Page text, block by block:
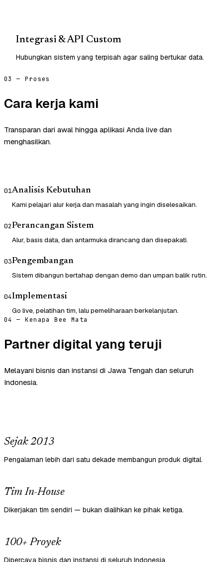
Integrasi & API Custom
Hubungkan sistem yang terpisah agar saling bertukar data.
03 — Proses
Cara kerja kami
Transparan dari awal hingga aplikasi Anda live dan
menghasilkan.
01Analisis Kebutuhan
Kami pelajari alur kerja dan masalah yang ingin diselesaikan.
02Perancangan Sistem
Alur, basis data, dan antarmuka dirancang dan disepakati.
03Pengembangan
Sistem dibangun bertahap dengan demo dan umpan balik rutin.
04Implementasi
Go live, pelatihan tim, lalu pemeliharaan berkelanjutan.
04 — Kenapa Bee Mata
Partner digital yang teruji
Melayani bisnis dan instansi di Jawa Tengah dan seluruh
Indonesia.
Sejak 2013
Pengalaman lebih dari satu dekade membangun produk digital.
Tim In-House
Dikerjakan tim sendiri — bukan dialihkan ke pihak ketiga.
100+ Proyek